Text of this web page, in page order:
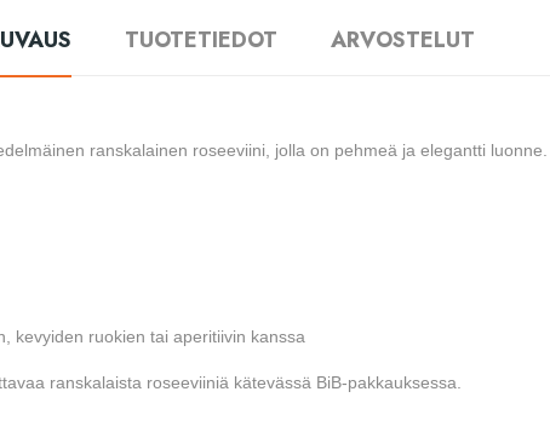
TUOTETIEDOT ARVOSTELUT
ranskalainen roseeviini, jolla on pehmeä ja elegantti
kevyiden ruokien tai aperitiivin kanssa
ranskalaista roseeviiniä kätevässä BiB-pakkauksessa.